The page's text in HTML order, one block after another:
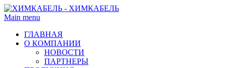
Main menu
ГЛАВНАЯ
О КОМПАНИИ
НОВОСТИ
ПАРТНЕРЫ